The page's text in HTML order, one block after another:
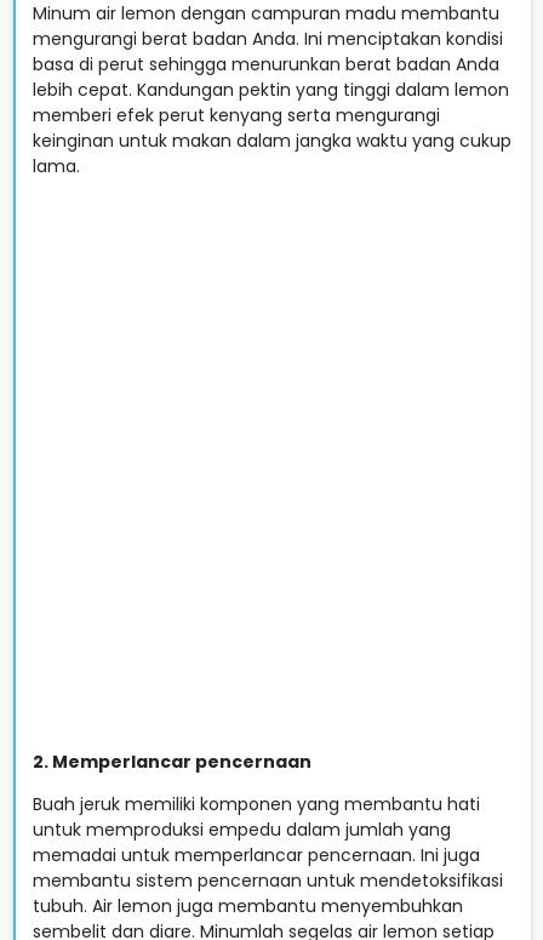
Minum air lemon dengan campuran madu membantu
mengurangi berat badan Anda. Ini menciptakan kondisi
basa di perut sehingga menurunkan berat badan Anda
lebih cepat. Kandungan pektin yang tinggi dalam lemon
memberi efek perut kenyang serta mengurangi
keinginan untuk makan dalam jangka waktu yang cukup
lama.
2. Memperlancar pencernaan
Buah jeruk memiliki komponen yang membantu hati
untuk memproduksi empedu dalam jumlah yang
memadai untuk memperlancar pencernaan. Ini juga
membantu sistem pencernaan untuk mendetoksifikasi
tubuh. Air lemon juga membantu menyembuhkan
sembelit dan diare. Minumlah segelas air lemon setiap